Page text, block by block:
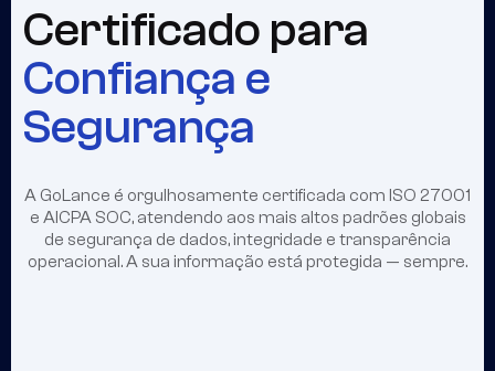
Certificado para
Confiança e
Segurança
A GoLance é orgulhosamente certificada com ISO 27001
e AICPA SOC, atendendo aos mais altos padrões globais
de segurança de dados, integridade e transparência
operacional. A sua informação está protegida — sempre.